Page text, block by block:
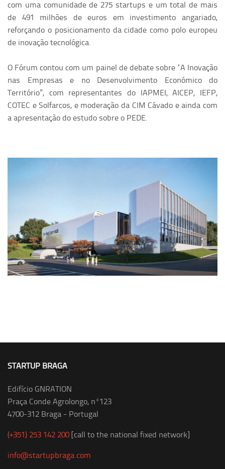
com uma comunidade de 275 startups e um total de mais
de 491 milhões de euros em investimento angariado,
reforçando o posicionamento da cidade como polo europeu
de inovação tecnológica.
O Fórum contou com um painel de debate sobre “A Inovação
nas Empresas e no Desenvolvimento Económico do
Território”, com representantes do IAPMEI, AICEP, IEFP,
COTEC e Solfarcos, e moderação da CIM Cávado e ainda com
a apresentação do estudo sobre o PEDE.
STARTUP BRAGA
Edifício GNRATION
Praça Conde Agrolongo, nº123
4700-312 Braga - Portugal
(+351) 253 142 200[call to the national fixed network]
info@startupbraga.com